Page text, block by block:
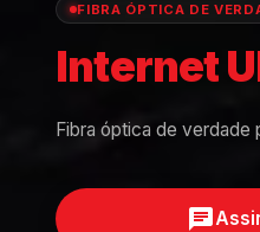
FIBRA ÓPTICA DE
Internet
Fibra óptica de verdade
chat